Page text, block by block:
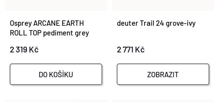
Osprey ARCANE EARTH
ROLL TOP pediment grey
2 319 Kč
DO KOŠÍKU
deuter Trail 24 grove-ivy
2 771 Kč
ZOBRAZIT